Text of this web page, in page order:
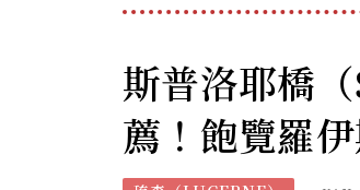
斯普洛耶橋
薦！飽覽羅